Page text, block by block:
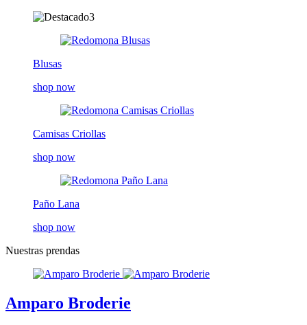
Blusas
shop now
Camisas Criollas
shop now
Paño Lana
shop now
Nuestras prendas
Amparo Broderie